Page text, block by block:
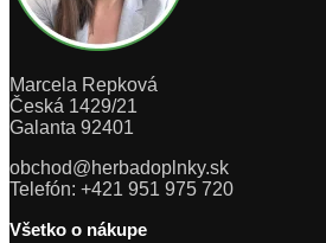
Marcela Repková
Česká 1429/21
Galanta 92401
obchod@herbadoplnky.sk
Telefón: +421 951 975 720
Všetko o nákupe